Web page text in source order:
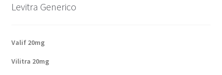
Levitra Generico
Valif 20mg
Vilitra 20mg